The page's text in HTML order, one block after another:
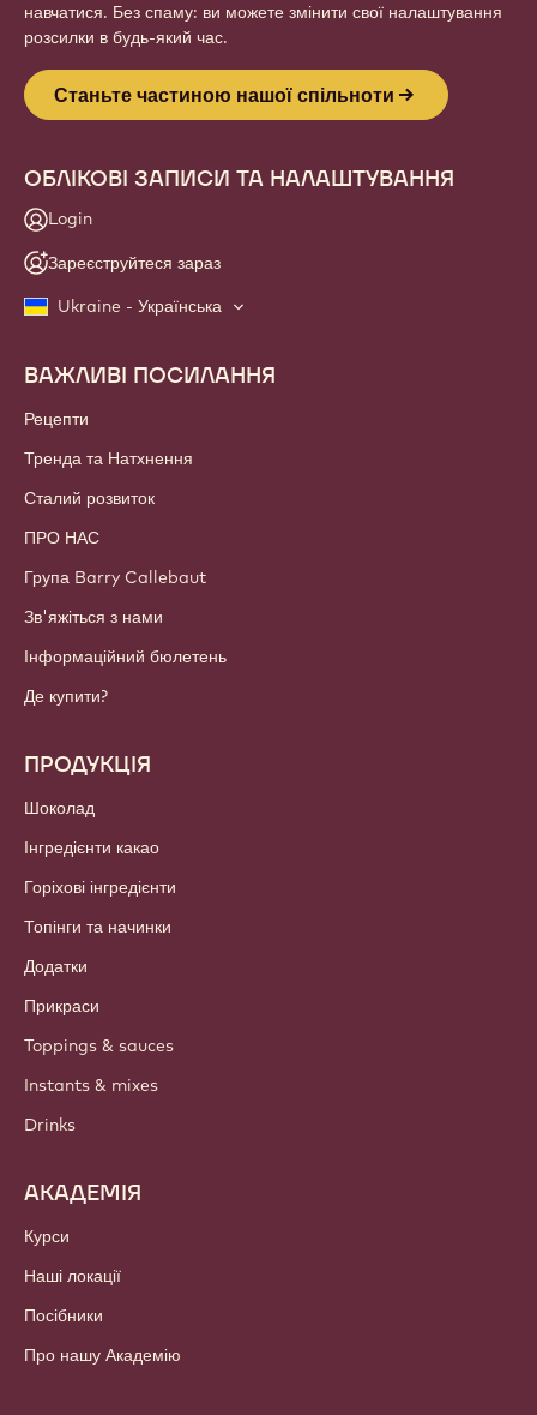
навчатися. Без спаму: ви можете змінити свої налаштування
розсилки в будь-який час.
Станьте частиною нашої спільноти
ОБЛІКОВІ ЗАПИСИ ТА НАЛАШТУВАННЯ
Login
Зареєструйтеся зараз
Ukraine - Українська
Footer
Callebaut
ВАЖЛИВІ ПОСИЛАННЯ
Рецепти
Тренда та Натхнення
Сталий розвиток
ПРО НАС
Група Barry Callebaut
Зв'яжіться з нами
Інформаційний бюлетень
Де купити?
ПРОДУКЦІЯ
Шоколад
Інгредієнти какао
Горіхові інгредієнти
Топінги та начинки
Додатки
Прикраси
Toppings & sauces
Instants & mixes
Drinks
АКАДЕМІЯ
Курси
Наші локації
Посібники
Про нашу Академію